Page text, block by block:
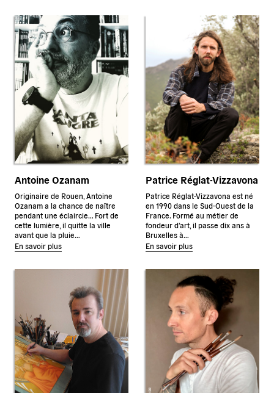
Antoine Ozanam
Originaire de Rouen, Antoine
Ozanam a la chance de naître
pendant une éclaircie… Fort de
cette lumière, il quitte la ville
avant que la pluie…
En savoir plus
Patrice Réglat-Vizzavona
Patrice Réglat-Vizzavona est né
en 1990 dans le Sud-Ouest de la
France. Formé au métier de
fondeur d’art, il passe dix ans à
Bruxelles à…
En savoir plus